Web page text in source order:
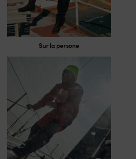
Sur la persone